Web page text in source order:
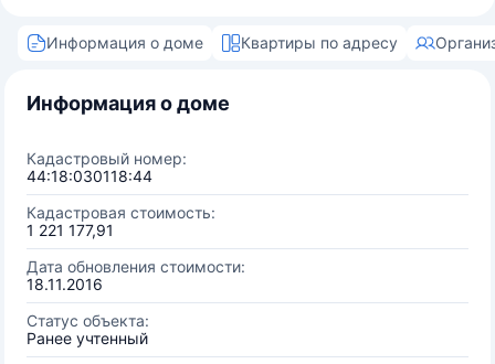
Информация о доме Квартиры по адресу
Информация о доме
Кадастровый номер:
44:18:030118:44
Кадастровая стоимость:
1 221 177,91
Дата обновления стоимости:
18.11.2016
Статус объекта:
Ранее учтенный